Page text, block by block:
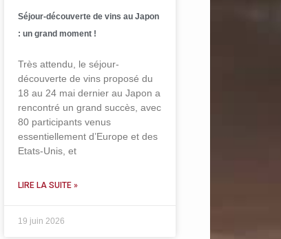
Séjour-découverte de vins au Japon
: un grand moment !
Très attendu, le séjour-
découverte de vins proposé du
18 au 24 mai dernier au Japon a
rencontré un grand succès, avec
80 participants venus
essentiellement d’Europe et des
Etats-Unis, et
LIRE LA SUITE »
19 juin 2026